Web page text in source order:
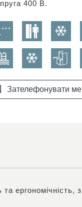
400 В.
Зателефонувати